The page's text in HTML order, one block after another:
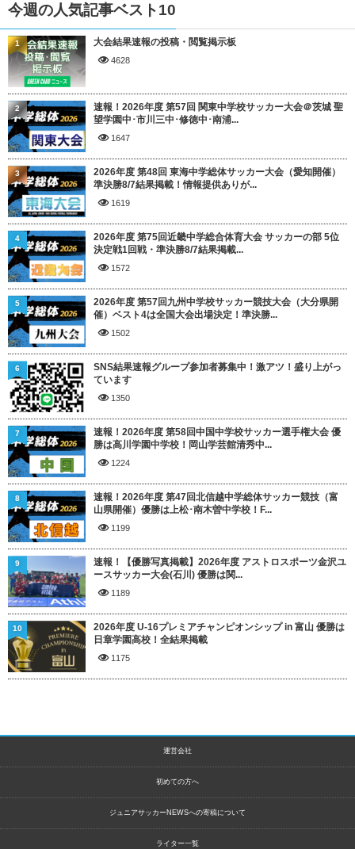
今週の人気記事ベスト10
大会結果速報の投稿・閲覧掲示板
4628
1
速報！2026年度 第57回 関東中学校サッカー大会＠茨城 聖
望学園中･市川三中･修徳中･南浦...
1647
2
2026年度 第48回 東海中学総体サッカー大会（愛知開催）
準決勝8/7結果掲載！情報提供ありが...
1619
3
2026年度 第75回近畿中学総合体育大会 サッカーの部 5位
決定戦1回戦・準決勝8/7結果掲載...
1572
4
2026年度 第57回九州中学校サッカー競技大会（大分県開
催）ベスト4は全国大会出場決定！準決勝...
1502
5
SNS結果速報グループ参加者募集中！激アツ！盛り上がっ
ています
1350
6
速報！2026年度 第58回中国中学校サッカー選手権大会 優
勝は高川学園中学校！岡山学芸館清秀中...
1224
7
速報！2026年度 第47回北信越中学総体サッカー競技（富
山県開催）優勝は上松･南木曽中学校！F...
1199
8
速報！【優勝写真掲載】2026年度 アストロスポーツ金沢ユ
ースサッカー大会(石川) 優勝は関...
1189
9
2026年度 U-16プレミアチャンピオンシップ in 富山 優勝は
日章学園高校！全結果掲載
1175
10
運営会社
初めての方へ
ジュニアサッカーNEWSへの寄稿について
ライター一覧